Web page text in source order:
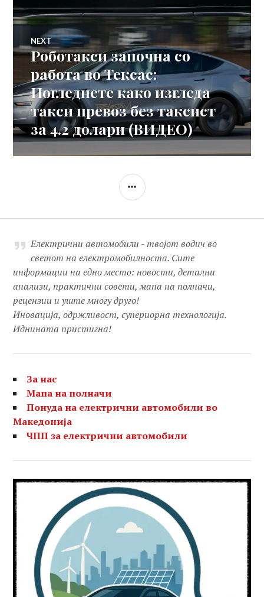
NEXT
Next
Роботакси започна со
работа во Тексас:
Погледнете како изгледа
такси превоз без таксист
за 4.2 долари (ВИДЕО)
SIDEBAR
Електрични автомобили - твојот водич во
светот на електромобилноста. Сите
информации на едно место: новости, детални
анализи, практични совети, мапа на полначи,
рецензии и уште многу друго!
Иновација, одржливост, супериорна технологија.
Иднината пристигна!
За нас
Мапа на полначи
Понуда на електрични автомобили во
Македонија
ЧПП за електрични автомобили